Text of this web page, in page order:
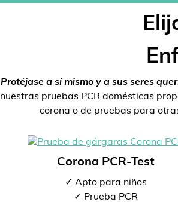
Protéjase a sí mismo y a sus seres
nuestras pruebas PCR domésticas
corona o de pruebas para
Corona PCR-Test
✓ Apto para niños
✓ Prueba PCR